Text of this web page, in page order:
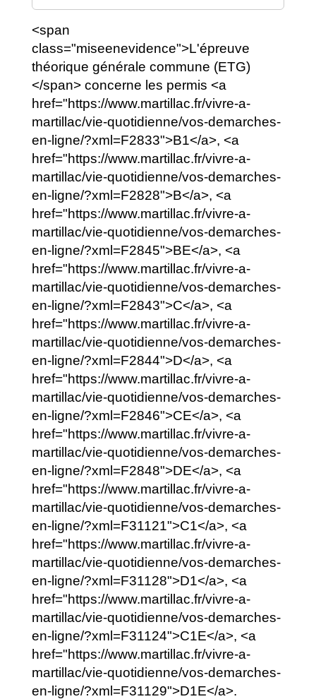
<span
class="miseenevidence">L'épreuve
théorique générale commune (ETG)
</span> concerne les permis <a
href="https://www.martillac.fr/vivre-a-
martillac/vie-quotidienne/vos-demarches-
en-ligne/?xml=F2833">B1</a>, <a
href="https://www.martillac.fr/vivre-a-
martillac/vie-quotidienne/vos-demarches-
en-ligne/?xml=F2828">B</a>, <a
href="https://www.martillac.fr/vivre-a-
martillac/vie-quotidienne/vos-demarches-
en-ligne/?xml=F2845">BE</a>, <a
href="https://www.martillac.fr/vivre-a-
martillac/vie-quotidienne/vos-demarches-
en-ligne/?xml=F2843">C</a>, <a
href="https://www.martillac.fr/vivre-a-
martillac/vie-quotidienne/vos-demarches-
en-ligne/?xml=F2844">D</a>, <a
href="https://www.martillac.fr/vivre-a-
martillac/vie-quotidienne/vos-demarches-
en-ligne/?xml=F2846">CE</a>, <a
href="https://www.martillac.fr/vivre-a-
martillac/vie-quotidienne/vos-demarches-
en-ligne/?xml=F2848">DE</a>, <a
href="https://www.martillac.fr/vivre-a-
martillac/vie-quotidienne/vos-demarches-
en-ligne/?xml=F31121">C1</a>, <a
href="https://www.martillac.fr/vivre-a-
martillac/vie-quotidienne/vos-demarches-
en-ligne/?xml=F31128">D1</a>, <a
href="https://www.martillac.fr/vivre-a-
martillac/vie-quotidienne/vos-demarches-
en-ligne/?xml=F31124">C1E</a>, <a
href="https://www.martillac.fr/vivre-a-
martillac/vie-quotidienne/vos-demarches-
en-ligne/?xml=F31129">D1E</a>.